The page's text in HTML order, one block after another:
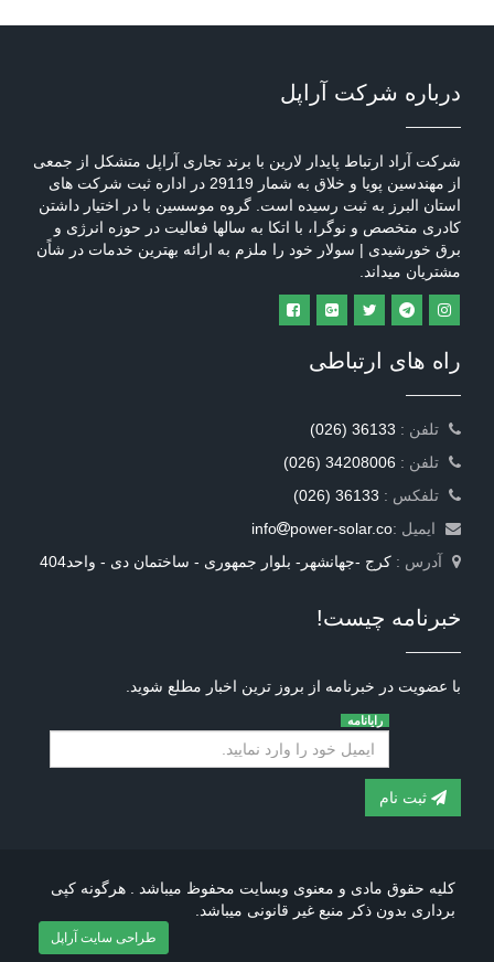
درباره شرکت آراپل
شرکت آراد ارتباط پایدار لارین با برند تجاری آراپل متشکل از جمعی
از مهندسین پویا و خلاق به شمار 29119 در اداره ثبت شرکت های
استان البرز به ثبت رسیده است. گروه موسسین با در اختیار داشتن
کادری متخصص و نوگرا، با اتکا به سالها فعالیت در حوزه انرژی و
برق خورشیدی | سولار خود را ملزم به ارائه بهترین خدمات در شاًن
مشتریان میداند.
راه های ارتباطی
(026) 36133
(026) 34208006
(026) 36133
ایمیل :
info
power-solar.co
آدرس : کرج -جهانشهر- بلوار جمهوری - ساختمان دی - واحد404
خبرنامه چیست!
با عضویت در خبرنامه از بروز ترین اخبار مطلع شوید.
رایانامه
ثبت نام
کلیه حقوق مادی و معنوی وبسایت محفوظ میباشد . هرگونه کپی
برداری بدون ذکر منبع غیر قانونی میباشد.
طراحی سایت آراپل